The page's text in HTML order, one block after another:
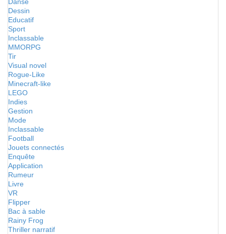
Dessin
Educatif
Sport
Inclassable
MMORPG
Tir
Visual novel
Rogue-Like
Minecraft-like
LEGO
Indies
Gestion
Mode
Inclassable
Football
Jouets connectés
Enquête
Application
Rumeur
Livre
VR
Flipper
Bac à sable
Rainy Frog
Thriller narratif